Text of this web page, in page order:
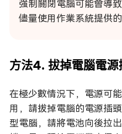
強制關閉電腦可能會導
儘量使用作業系統提供的
方法4. 拔掉電腦電源
在極少數情況下，電源可
用，請拔掉電腦的電源插
型電腦，請將電池向後拉